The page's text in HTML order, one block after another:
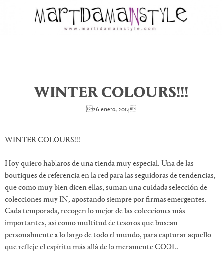
WINTER COLOURS!!!
26 enero, 2014
WINTER COLOURS!!!
Hoy quiero hablaros de una tienda muy especial. Una de las
boutiques de referencia en la red para las seguidoras de tendencias,
que como muy bien dicen ellas, suman una cuidada selección de
colecciones muy IN, apostando siempre por firmas emergentes.
Cada temporada, recogen lo mejor de las colecciones más
importantes, así como multitud de tesoros que buscan
personalmente a lo largo de todo el mundo, para capturar aquello
que refleje el espíritu más allá de lo meramente COOL.